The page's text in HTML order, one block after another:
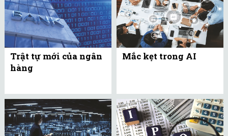
Trật tự mới của ngân
hàng
Mắc kẹt trong AI